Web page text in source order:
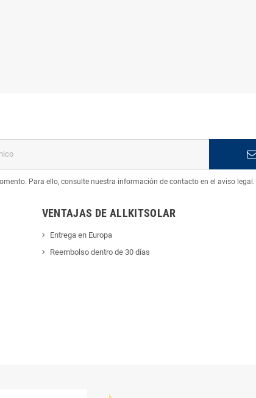
Para ello, consulte nuestra información de contacto en el aviso legal.
VENTAJAS DE ALLKITSOLAR
Entrega en Europa
Reembolso dentro de 30 días